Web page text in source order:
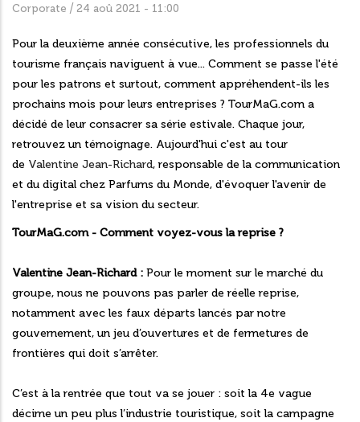
Corporate / 24 aoû 2021 - 11:00
Pour la deuxième année consécutive, les professionnels du
tourisme français naviguent à vue... Comment se passe l'été
pour les patrons et surtout, comment appréhendent-ils les
prochains mois pour leurs entreprises ? TourMaG.com a
décidé de leur consacrer sa série estivale. Chaque jour,
retrouvez un témoignage. Aujourd'hui c'est au tour
de Valentine Jean-Richard, responsable de la communication
et du digital chez Parfums du Monde, d'évoquer l'avenir de
l'entreprise et sa vision du secteur.
TourMaG.com - Comment voyez-vous la reprise ?
Valentine Jean-Richard : Pour le moment sur le marché du
groupe, nous ne pouvons pas parler de réelle reprise,
notamment avec les faux départs lancés par notre
gouvernement, un jeu d’ouvertures et de fermetures de
frontières qui doit s’arrêter.
C’est à la rentrée que tout va se jouer : soit la 4e vague
décime un peu plus l’industrie touristique, soit la campagne